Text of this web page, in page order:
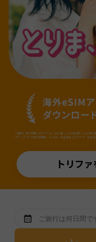
※国内「旅行用eSIMアプリ」のDL数（2025年4月～2026年
プリ（アプリ名か説明に「eSIM」が含まれるアプリ）を当社
トリフ